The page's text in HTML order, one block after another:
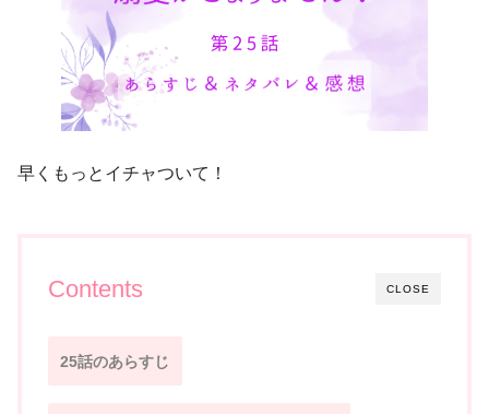
早くもっとイチャついて！
CLOSE
Contents
25話のあらすじ